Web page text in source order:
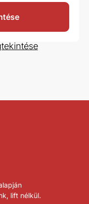
lift nélkül.